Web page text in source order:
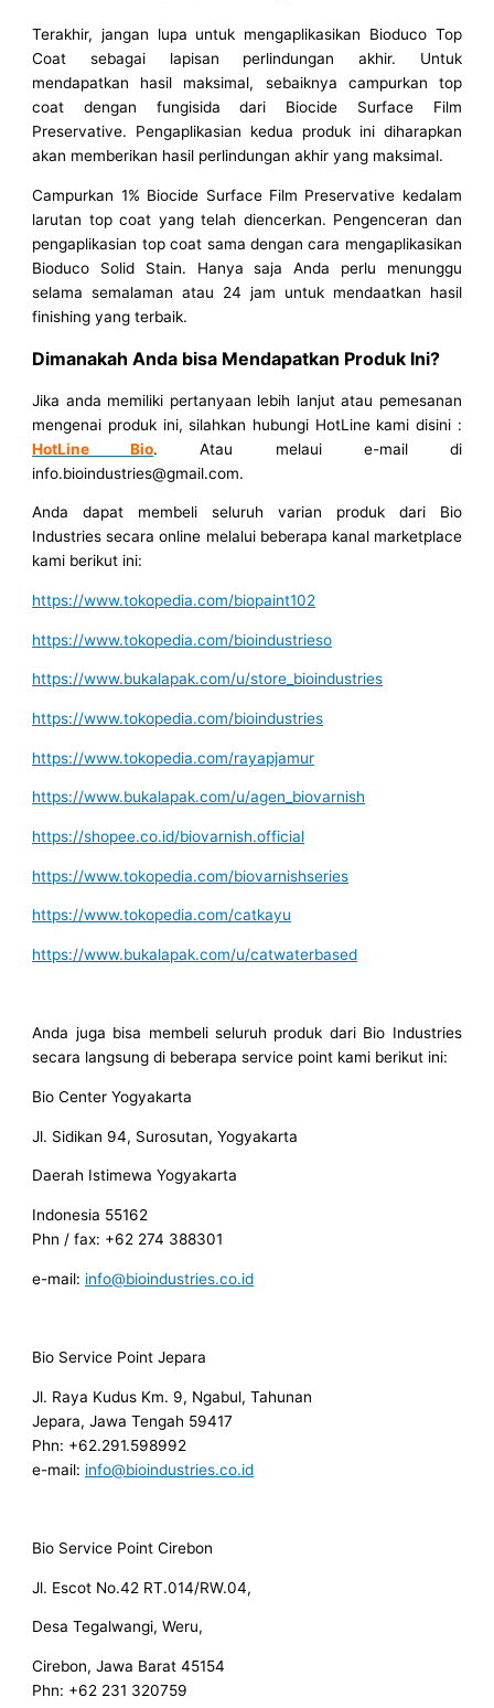
Terakhir, jangan lupa untuk mengaplikasikan Bioduco Top
Coat sebagai lapisan perlindungan akhir. Untuk
mendapatkan hasil maksimal, sebaiknya campurkan top
coat dengan fungisida dari Biocide Surface Film
Preservative. Pengaplikasian kedua produk ini diharapkan
akan memberikan hasil perlindungan akhir yang maksimal.
Campurkan 1% Biocide Surface Film Preservative kedalam
larutan top coat yang telah diencerkan. Pengenceran dan
pengaplikasian top coat sama dengan cara mengaplikasikan
Bioduco Solid Stain. Hanya saja Anda perlu menunggu
selama semalaman atau 24 jam untuk mendaatkan hasil
finishing yang terbaik.
Dimanakah Anda bisa Mendapatkan Produk Ini?
Jika anda memiliki pertanyaan lebih lanjut atau pemesanan
mengenai produk ini, silahkan hubungi HotLine kami disini :
HotLine Bio. Atau melaui e-mail di
info.bioindustries@gmail.com.
Anda dapat membeli seluruh varian produk dari Bio
Industries secara online melalui beberapa kanal marketplace
kami berikut ini:
https://www.tokopedia.com/biopaint102
https://www.tokopedia.com/bioindustrieso
https://www.bukalapak.com/u/store_bioindustries
https://www.tokopedia.com/bioindustries
https://www.tokopedia.com/rayapjamur
https://www.bukalapak.com/u/agen_biovarnish
https://shopee.co.id/biovarnish.official
https://www.tokopedia.com/biovarnishseries
https://www.tokopedia.com/catkayu
https://www.bukalapak.com/u/catwaterbased
Anda juga bisa membeli seluruh produk dari Bio Industries
secara langsung di beberapa service point kami berikut ini:
Bio Center Yogyakarta
Jl. Sidikan 94, Surosutan, Yogyakarta
Daerah Istimewa Yogyakarta
Indonesia 55162
Phn / fax: +62 274 388301
e-mail: info@bioindustries.co.id
Bio Service Point Jepara
Jl. Raya Kudus Km. 9, Ngabul, Tahunan
Jepara, Jawa Tengah 59417
Phn: +62.291.598992
e-mail: info@bioindustries.co.id
Bio Service Point Cirebon
Jl. Escot No.42 RT.014/RW.04,
Desa Tegalwangi, Weru,
Cirebon, Jawa Barat 45154
Phn: +62 231 320759